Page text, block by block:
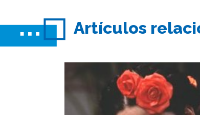
Artículos